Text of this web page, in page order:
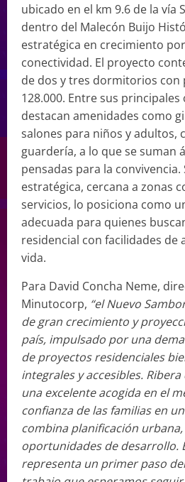
ubicado en el km 9.6 de la vía
dentro del Malecón Buijo
estratégica en crecimiento
conectividad. El proyecto
de dos y tres dormitorios con
128.000. Entre sus
destacan amenidades como
salones para niños y adultos,
guardería, a lo que se suman
pensadas para la convivencia.
estratégica, cercana a zonas
servicios, lo posiciona como
adecuada para quienes
residencial con facilidades de
vida.
Para David Concha Neme,
Minutocorp, “el Nuevo
de gran crecimiento y
país, impulsado por una
de proyectos residenciales
integrales y accesibles.
una excelente acogida en el
confianza de las familias en
combina planificación
oportunidades de desarrollo.
representa un primer paso